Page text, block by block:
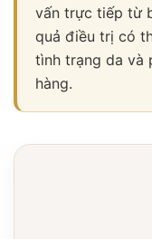
vấn trực tiếp từ
quả điều trị có
tình trạng da và
hàng.